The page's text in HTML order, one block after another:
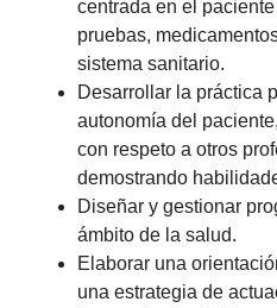
centrada en el
pruebas,
sistema sanitario.
Desarrollar la práctica
autonomía del
con respeto a otros
demostrando
Diseñar y gestionar
ámbito de la salud.
Elaborar una
una estrategia de